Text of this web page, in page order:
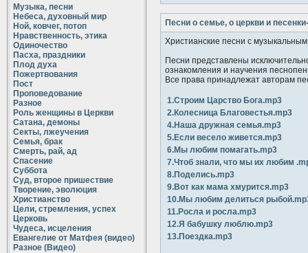
Музыка, песни
Небеса, духовный мир
Ной, ковчег, потоп
Нравственность, этика
Одиночество
Пасха, праздники
Плод духа
Пожертвования
Пост
Проповедование
Разное
Роль женщины в Церкви
Сатана, демоны
Секты, лжеучения
Семья, брак
Смерть, рай, ад
Спасение
Суббота
Суд, второе пришествие
Творение, эволюция
Христианство
Цели, стремления, успех
Церковь
Чудеса, исцеления
Евангелие от Матфея (видео)
Разное (Видео)
Песни о семье, о церкви и
Христианские песни с
Песни представлены
ознакомления и научения
Все права принадлежат авторам
1.Строим Царство Бога.mp3
2.Колесница Благовестья.mp3
4.Наша дружная семья.mp3
5.Если весело живется.mp3
6.Мы любим помагать.mp3
7.Чтоб знали, что мы их любим
8.Поделись.mp3
9.Вот как мама хмурится.mp3
10.Мы любим делиться
11.Росла и росла.mp3
12.Я бабушку люблю.mp3
13.Поездка.mp3